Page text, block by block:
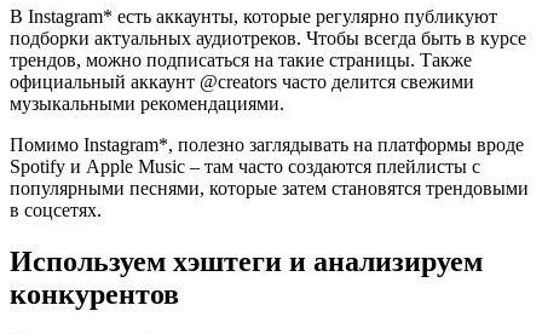
В Instagram* есть аккаунты, которые регулярно публикуют
подборки актуальных аудиотреков. Чтобы всегда быть в курсе
трендов, можно подписаться на такие страницы. Также
официальный аккаунт @creators часто делится свежими
музыкальными рекомендациями.
Помимо Instagram*, полезно заглядывать на платформы вроде
Spotify и Apple Music – там часто создаются плейлисты с
популярными песнями, которые затем становятся трендовыми
в соцсетях.
Используем хэштеги и анализируем
конкурентов